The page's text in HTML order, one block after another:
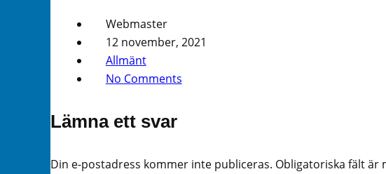
Webmaster
12 november, 2021
Allmänt
No Comments
Lämna ett svar
Din e-postadress kommer inte publiceras. Obligatoriska fält är